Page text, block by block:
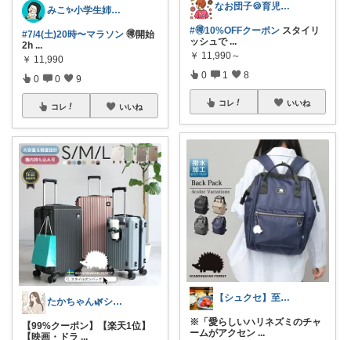
みこ✨小学生姉妹の母ちゃん
#7/4(土)20時〜マラソン 🉐開始
2h ...
￥ 11,990
0 0 9
コレ いいね
たかちゃん🌿シンプルで心地よい暮らし
【99%クーポン】【楽天1位】
【映画・ドラ ...
なお団子🍪育児・暮らしの便利グッズ
#🉐10%OFFクーポン スタイリ
ッシュで ...
￥ 11,990～
0 1 8
コレ いいね
【シュクセ】至高のバッグコレクション🛍
※「愛らしいハリネズミのチャ
ームがアクセン ...